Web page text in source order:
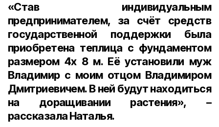
«Став индивидуальным
предпринимателем, за счёт средств
государственной поддержки была
приобретена теплица с фундаментом
размером 4х 8 м. Её установили муж
Владимирс моим отцом Владимиром
Дмитриевичем. В ней будут находиться
на доращивании растения», –
рассказала Наталья.